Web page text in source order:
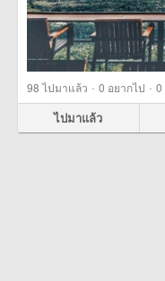
98ไปมาแล้ว · 0 อยากไป · 0
ไปมาแล้ว